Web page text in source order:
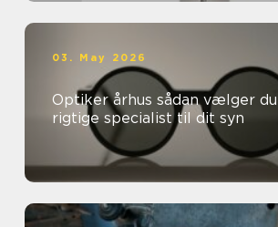
03. May 2026
Optiker århus sådan vælger du den
rigtige specialist til dit syn